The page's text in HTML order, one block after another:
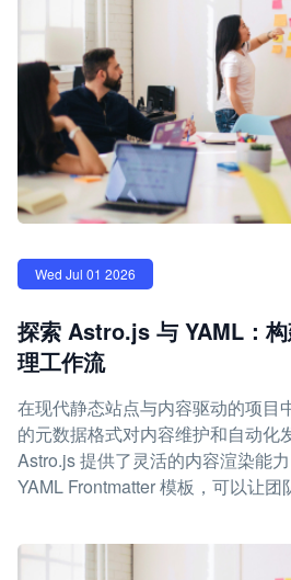
Wed Jul 01 2026
探索 Astro.js 与 YAML：
理工作流
在现代静态站点与内容驱动的项目
的元数据格式对内容维护和自动化
Astro.js 提供了灵活的内容渲染能
YAML Frontmatter 模板，可以让团